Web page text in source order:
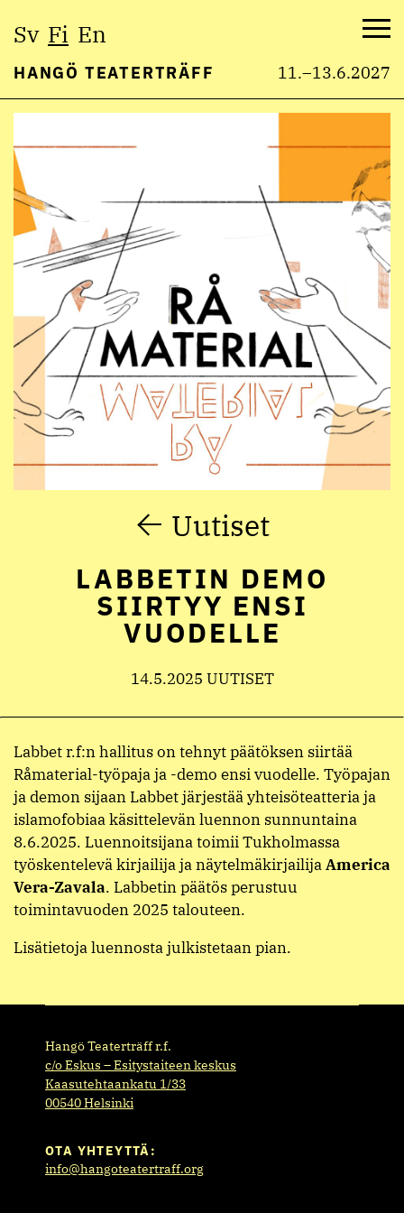
sisältöön
Sv Fi En
HANGÖ TEATERTRÄFF 11.–13.6.2027
Uutiset
LABBETIN DEMO
SIIRTYY ENSI
VUODELLE
14.5.2025 UUTISET
Labbet r.f:n hallitus on tehnyt päätöksen siirtää
Råmaterial-työpaja ja -demo ensi vuodelle. Työpajan
ja demon sijaan Labbet järjestää yhteisöteatteria ja
islamofobiaa käsittelevän luennon sunnuntaina
8.6.2025. Luennoitsijana toimii Tukholmassa
työskentelevä kirjailija ja näytelmäkirjailijaAmerica
Vera-Zavala. Labbetin päätös perustuu
toimintavuoden 2025 talouteen.
Lisätietoja luennosta julkistetaan pian.
Hangö Teaterträff r.f.
c/o Eskus – Esitystaiteen keskus
Kaasutehtaankatu 1/33
00540 Helsinki
OTA YHTEYTTÄ:
info@hangoteatertraff.org